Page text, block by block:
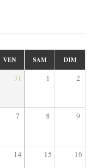
VEN SAM DIM
31 1 2
7 8 9
14 15 16